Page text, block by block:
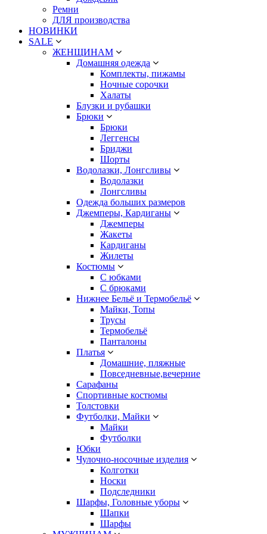
Ремни
ДЛЯ производства
НОВИНКИ
SALE
ЖЕНЩИНАМ
Домашняя одежда
Комплекты, пижамы
Ночные сорочки
Халаты
Блузки и рубашки
Брюки
Брюки
Леггенсы
Бриджи
Шорты
Водолазки, Лонгсливы
Водолазки
Лонгсливы
Одежда больших размеров
Джемперы, Кардиганы
Джемперы
Жакеты
Кардиганы
Жилеты
Костюмы
С юбками
С брюками
Нижнее Бельё и Термобельё
Майки, Топы
Трусы
Термобельё
Панталоны
Платья
Домашние, пляжные
Повседневные,вечерние
Сарафаны
Спортивные костюмы
Толстовки
Футболки, Майки
Майки
Футболки
Юбки
Чулочно-носочные изделия
Колготки
Носки
Подследники
Шарфы, Головные уборы
Шапки
Шарфы